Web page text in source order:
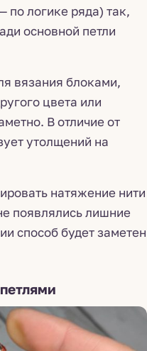
по логике ряда) так,
основной петли
вязания блоками,
цвета или
В отличие от
утолщений на
натяжение нити
появлялись лишние
способ будет заметен